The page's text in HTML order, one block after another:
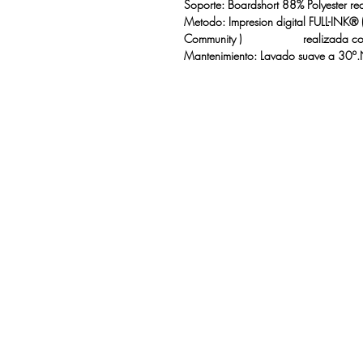
Soporte: Boardshort 88% Polyester
Metodo: Impresion digital FULL-
Community ) realizada con
Mantenimiento: Lavado suave a